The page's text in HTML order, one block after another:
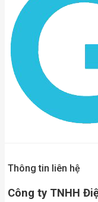
Thông tin liên hệ
Công ty TNHH